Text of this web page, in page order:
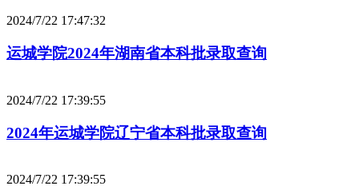
2024/7/22 17:47:32
运城学院2024年湖南省本科批录取查询
2024/7/22 17:39:55
2024年运城学院辽宁省本科批录取查询
2024/7/22 17:39:55